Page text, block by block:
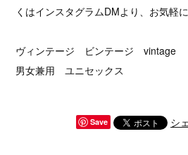
くはインスタグラムDMより、お気軽
ヴィンテージ ビンテージ vintage
男女兼用 ユニセックス
Save シ